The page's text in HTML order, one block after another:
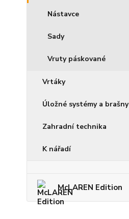
Nástavce
Sady
Vruty páskované
Vrtáky
Úložné systémy a brašny
Zahradní technika
K nářadí
McLAREN Edition